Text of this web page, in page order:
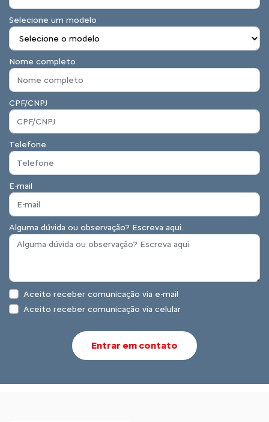
Selecione um modelo
Nome completo
CPF/CNPJ
Telefone
E-mail
Alguma dúvida ou observação? Escreva aqui.
Aceito receber comunicação via e-mail
Aceito receber comunicação via celular
Entrar em contato